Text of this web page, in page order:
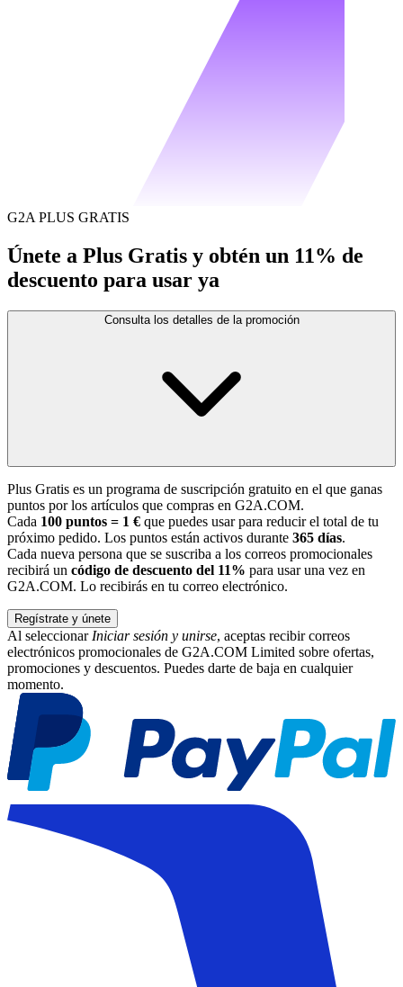
G2A PLUS GRATIS
Únete a Plus Gratis y obtén un 11% de
descuento para usar ya
Consulta los detalles de la promoción
Plus Gratis es un programa de suscripción gratuito en el que ganas
puntos por los artículos que compras en G2A.COM.
Cada 100 puntos = 1 € que puedes usar para reducir el total de tu
próximo pedido. Los puntos están activos durante 365 días.
Cada nueva persona que se suscriba a los correos promocionales
recibirá un código de descuento del 11% para usar una vez en
G2A.COM. Lo recibirás en tu correo electrónico.
Regístrate y únete
Al seleccionar Iniciar sesión y unirse, aceptas recibir correos
electrónicos promocionales de G2A.COM Limited sobre ofertas,
promociones y descuentos. Puedes darte de baja en cualquier
momento.